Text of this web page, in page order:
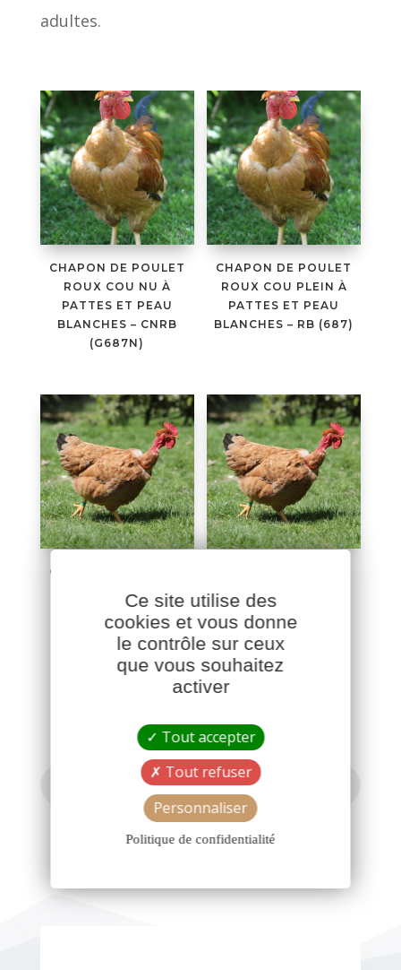
adultes.
CHAPON DE POULET
ROUX COU NU À
PATTES ET PEAU
BLANCHES – CNRB
(G687N)
CHAPON DE POULET
ROUX COU PLEIN À
PATTES ET PEAU
BLANCHES – RB (687)
CHAPON DE POULET
PATTES ET PEAU
JAUNES – CNRJ
(XL431N)
PATTES ET PEAU
JAUNES – CNRJ
(S757N)
TOUTES NOS VOLAILLES FERMIÈRES
Ce site utilise des
cookies et vous donne
le contrôle sur ceux
que vous souhaitez
activer
Tout accepter
Tout refuser
Personnaliser
Politique de confidentialité